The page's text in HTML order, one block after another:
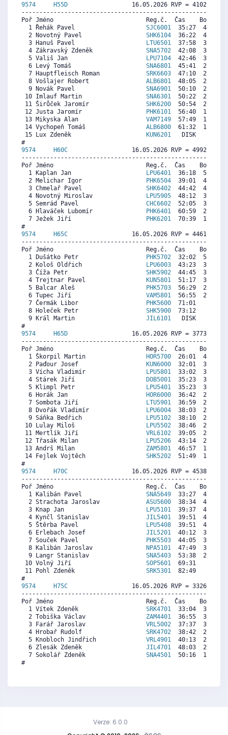
9574
H55D
16.05.2026 RVP = 4102/
Poř Jméno                          Reg.č.  Čas    Body
  1 Řehák Pavel
SJC6001
35:27  4103
  2 Novotný Pavel
SHK6104
36:22  4004
  3 Hanuš Pavel
LTU6501
37:58  3830
  4 Zákravský Zdeněk
SNA5702
42:08  3377
  5 Vališ Jan
LPU7104
42:46  3308
  6 Levý Tomáš
SNA6801
45:41  2991
  7 Hauptfleisch Roman
SRK6603
47:10  2829
  8 Vošlajer Robert
ALB6801
48:05  2730
  9 Novák Pavel
SNA6901
50:10  2503
10 Imlauf Martin SNA6301
50:22  2481
11 Širůček Jaromír SHK6200
50:54  2423
12 Justa Jaromír
PHK6101
56:40  1796
13 Mikyska Alan VAM7149
57:49  1671
14 Vychopeň Tomáš ALB6800
61:32  1267
15 Lux Zdeněk
KUN6201
DISK     0
9574
H60C
16.05.2026 RVP = 4992/
Poř Jméno                          Reg.č.  Čas    Body
  1 Kaplan Jan
LPU6401
36:18  5263
  2 Melichar Igor
PHK6504
39:01  4936
  3 Chmelař Pavel
SHK6402
44:42  4252
  4 Novotný Miroslav
LPU5905
48:12  3830
  5 Semrád Pavel
CHC6602
52:05  3363
  6 Hlaváček Lubomír
PHK6401
60:59  2291
  7 Ježek Jiří
PHK6201
70:39  1127
9574
H65C
16.05.2026 RVP = 4461/
Poř Jméno                          Reg.č.  Čas    Body
  1 Dušátko Petr
PHK5702
32:02  5140
  2 Kološ Oldřich
LPU6003
43:23  3927
  3 Číža Petr
SHK5902
44:45  3780
  4 Trejtnar Pavel
KUN5801
51:17  3082
  5 Balcar Aleš
PHK5703
56:29  2526
  6 Tupec Jiří
VAM5801
56:55  2480
  7 Čermák Libor
PHK5600
71:01   972
  8 Holeček Petr
SHK5900
73:12   739
  9 Král Martin
JIL6101
DISK     0
9574
H65D
16.05.2026 RVP = 3773/
Poř Jméno                          Reg.č.  Čas    Body
  1 Škorpil Martin
HOR5700
26:01  4140
  2 Paďour Josef
KUN6000
32:01  3424
  3 Vícha Vladimír
LPU5801
33:02  3303
  4 Stárek Jiří
DOB5001
35:23  3022
  5 Klimpl Petr
LPU5401
35:23  3022
  6 Horák Jan
HOR6000
36:42  2865
  7 Sombota Jiří
LTU5901
36:59  2831
  8 Dvořák Vladimír
LPU6004
38:03  2704
  9 Sáňka Bedřich
LPU5102
38:10  2690
10 Lulay Miloš
LPU5502
38:46  2618
11 Mertlík Jiří VRL6102
39:05  2581
12 Třasák Milan
LPU5206
43:14  2085
13 Andrš Milan ZAM5801
46:57  1642
14 Fejlek Vojtěch SHK5202
51:49  1061
9574
H70C
16.05.2026 RVP = 4538/
Poř Jméno                          Reg.č.  Čas    Body
  1 Kalibán Pavel
SNA5649
33:27  4771
  2 Strachota Jaroslav
ASU5600
38:34  4175
  3 Knap Jan
LPU5101
39:37  4053
  4 Kynčl Stanislav
JIL5401
39:51  4026
  5 Štěrba Pavel
LPU5408
39:51  4026
  6 Erlebach Josef
JIL5201
40:12  3985
  7 Souček Pavel
PHK5503
44:05  3533
  8 Kalibán Jaroslav
NPA5101
47:49  3098
  9 Langr Stanislav
SNA5403
53:38  2421
10 Volný Jiří SOP5601
69:31   571
11 Pohl Zdeněk SRK5301
82:49     0
9574
H75C
16.05.2026 RVP = 3326/
Poř Jméno                          Reg.č.  Čas    Body
  1 Vítek Zdeněk
SRK4701
33:04  3406
  2 Tobiška Václav
ZAM4401
36:55  3067
  3 Farář Jaroslav
VRL5002
37:37  3005
  4 Hrobař Rudolf
SRK4702
38:42  2910
  5 Knobloch Jindřich
VRL4901
40:13  2776
  6 Zlesák Zdeněk
JIL4701
48:03  2086
  7 Sokolář Zdeněk
SNA4501
50:16  1891
#
Verze: 6.0.0